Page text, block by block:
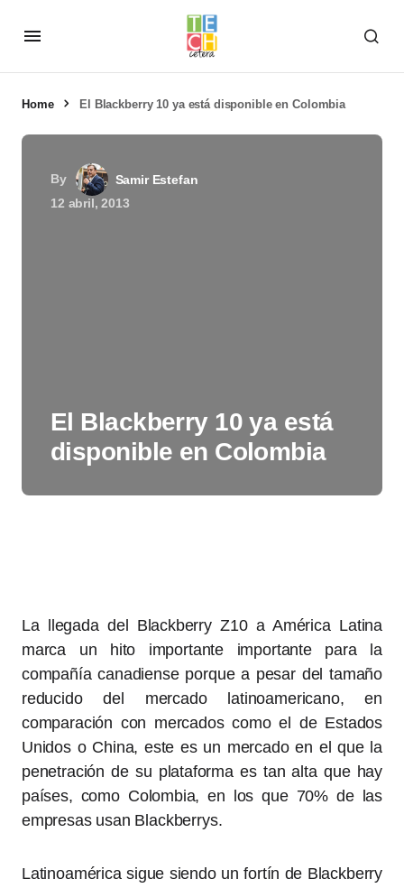
Home El Blackberry 10 ya está disponible en Colombia
By
Samir Estefan
12 abril, 2013
El Blackberry 10 ya está
disponible en Colombia
La llegada del Blackberry Z10 a América Latina
marca un hito importante importante para la
compañía canadiense porque a pesar del tamaño
reducido del mercado latinoamericano, en
comparación con mercados como el de Estados
Unidos o China, este es un mercado en el que la
penetración de su plataforma es tan alta que hay
países, como Colombia, en los que 70% de las
empresas usan Blackberrys.
Latinoamérica sigue siendo un fortín de Blackberry